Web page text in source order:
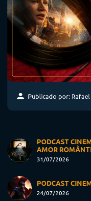
Publicado por:
PODCAST
AMOR
31/07/2026
PODCAST
24/07/2026